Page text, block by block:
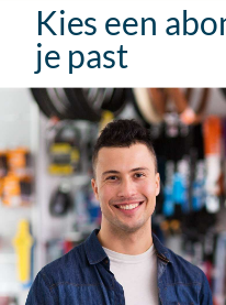
Kies een
je past